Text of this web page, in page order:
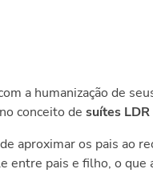
a humanização de
conceito de suítes LDR
aproximar os pais ao
entre pais e filho, o que